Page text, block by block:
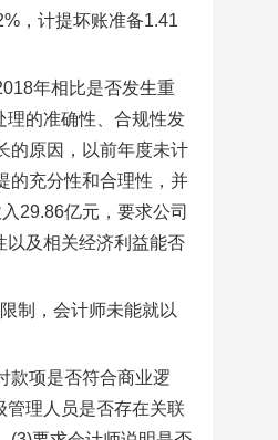
，计提坏账准备1.41
年相比是否发生重
理的准确性、合规性发
的原因，以前年度未计
的充分性和合理性，并
29.86亿元，要求公司
以及相关经济利益能否
制，会计师未能就以
款项是否符合商业逻
理人员是否存在关联